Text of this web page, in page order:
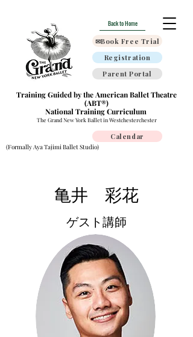
Back to Home
✉Book Free Trial
Registration
Parent Portal
Training Guided by the American Ballet Theatre
(ABT®)
National Training Curriculum
The Grand New York Ballet in Westchesterchester
Calendar
(Formally Aya Tajimi Ballet Studio)
亀井 彩花
ゲスト講師